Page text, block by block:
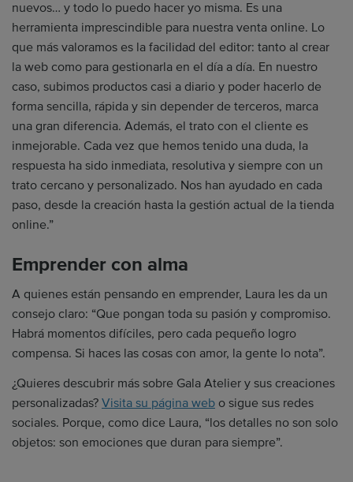
nuevos… y todo lo puedo hacer yo misma. Es una
herramienta imprescindible para nuestra venta online. Lo
que más valoramos es la facilidad del editor: tanto al crear
la web como para gestionarla en el día a día. En nuestro
caso, subimos productos casi a diario y poder hacerlo de
forma sencilla, rápida y sin depender de terceros, marca
una gran diferencia. Además, el trato con el cliente es
inmejorable. Cada vez que hemos tenido una duda, la
respuesta ha sido inmediata, resolutiva y siempre con un
trato cercano y personalizado. Nos han ayudado en cada
paso, desde la creación hasta la gestión actual de la tienda
online.”
Emprender con alma
A quienes están pensando en emprender, Laura les da un
consejo claro: “Que pongan toda su pasión y compromiso.
Habrá momentos difíciles, pero cada pequeño logro
compensa. Si haces las cosas con amor, la gente lo nota”.
¿Quieres descubrir más sobre Gala Atelier y sus creaciones
personalizadas? Visita su página web o sigue sus redes
sociales. Porque, como dice Laura, “los detalles no son solo
objetos: son emociones que duran para siempre”.